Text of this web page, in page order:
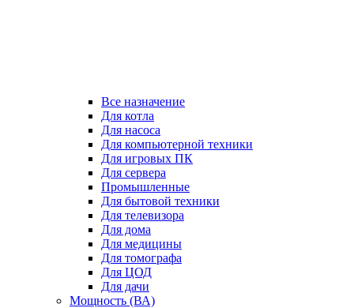
Все назначение
Для котла
Для насоса
Для компьютерной техники
Для игровых ПК
Для сервера
Промышленные
Для бытовой техники
Для телевизора
Для дома
Для медицины
Для томографа
Для ЦОД
Для дачи
Мощность (ВА)